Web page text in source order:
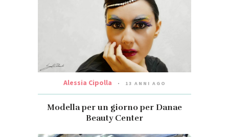
Alessia Cipolla 13 ANNI AGO
Modella per un giorno per Danae
Beauty Center